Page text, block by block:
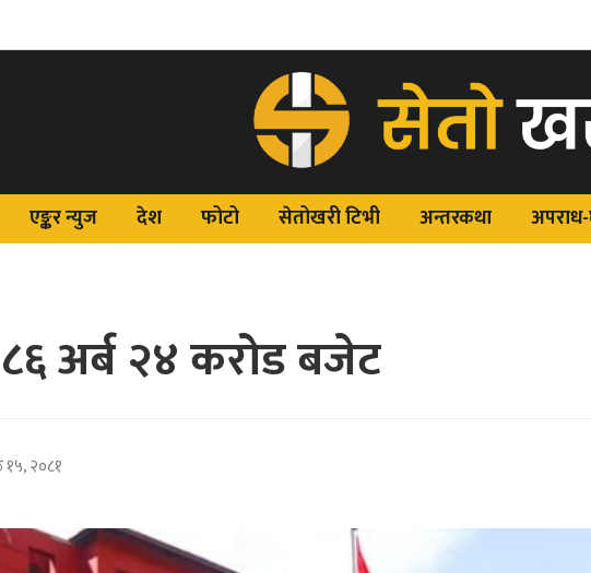
एङ्कर न्युज देश फोटो सेतोखरी टिभी अन्तरकथा
अर्ब २४ करोड बजेट
२०८१